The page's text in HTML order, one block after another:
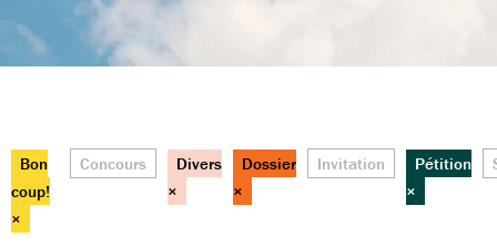
Bon
coup!
×
Concours
Divers
×
Dossier
×
Invitation
Pétition
×